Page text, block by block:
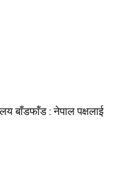
बाँडफाँड : नेपाल पक्षलाई